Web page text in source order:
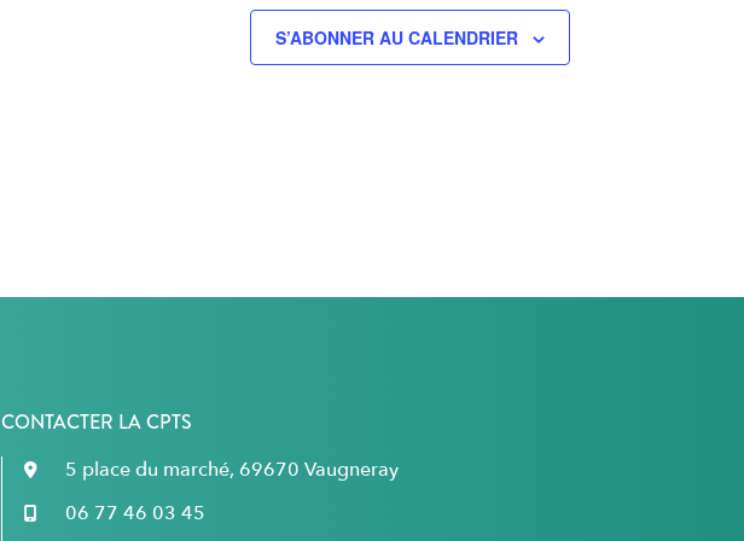
S’ABONNER AU CALENDRIER
CONTACTER LA CPTS
5 place du marché, 69670 Vaugneray
06 77 46 03 45